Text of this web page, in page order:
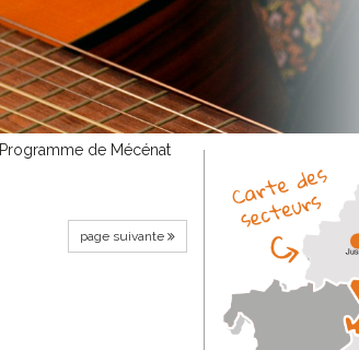
Programme de Mécénat
page suivante